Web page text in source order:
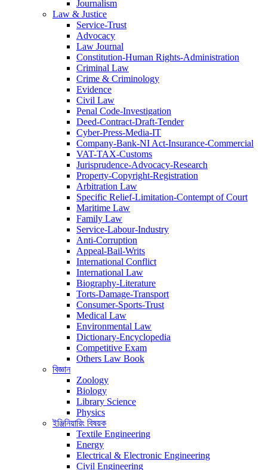
Journalism
Law & Justice
Service-Trust
Advocacy
Law Journal
Constitution-Human Rights-Administration
Criminal Law
Crime & Criminology
Evidence
Civil Law
Penal Code-Investigation
Deed-Contract-Draft-Tender
Cyber-Press-Media-IT
Company-Bank-NI Act-Insurance-Commercial
VAT-TAX-Customs
Jurisprudence-Advocacy-Research
Property-Copyright-Registration
Arbitration Law
Specific Relief-Limitation-Contempt of Court
Maritime Law
Family Law
Service-Labour-Industry
Anti-Corruption
Appeal-Bail-Writs
International Conflict
International Law
Biography-Literature
Torts-Damage-Transport
Consumer-Sports-Trust
Medical Law
Environmental Law
Dictionary-Encyclopedia
Competitive Exam
Others Law Book
বিজ্ঞান
Zoology
Biology
Library Science
Physics
ইঞ্জিনিয়ারিং বিষয়ক
Textile Engineering
Energy
Electrical & Electronic Engineering
Civil Engineering